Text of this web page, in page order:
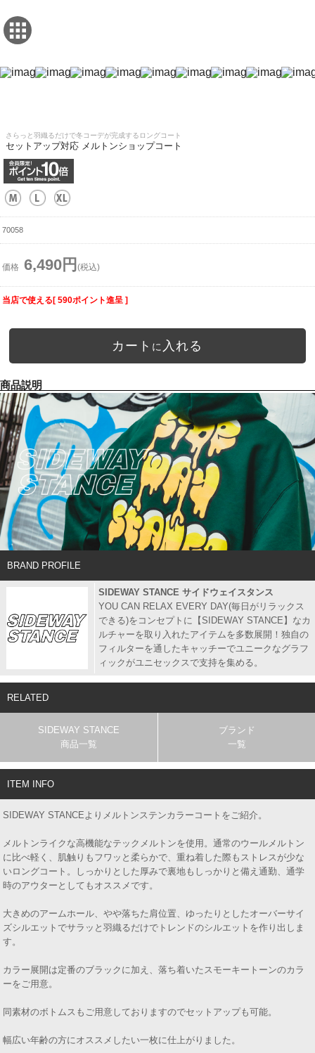
さらっと羽織るだけで冬コーデが完成するロングコート
セットアップ対応 メルトンショップコート
70058
価格 6,490円 (税込)
当店で使える[ 590ポイント進呈 ]
カート に 入れる
商品説明
BRAND PROFILE
SIDEWAY STANCE サイドウェイスタンス
YOU CAN RELAX EVERY DAY(毎日がリラックス
できる)をコンセプトに【SIDEWAY STANCE】なカ
ルチャーを取り入れたアイテムを多数展開！独自の
フィルターを通したキャッチーでユニークなグラフ
ィックがユニセックスで支持を集める。
RELATED
SIDEWAY STANCE
商品一覧
ブランド
一覧
ITEM INFO
SIDEWAY STANCEよりメルトンステンカラーコートをご紹介。
メルトンライクな高機能なテックメルトンを使用。通常のウールメルトン
に比べ軽く、肌触りもフワッと柔らかで、重ね着した際もストレスが少な
いロングコート。しっかりとした厚みで裏地もしっかりと備え通勤、通学
時のアウターとしてもオススメです。
大きめのアームホール、やや落ちた肩位置、ゆったりとしたオーバーサイ
ズシルエットでサラッと羽織るだけでトレンドのシルエットを作り出しま
す。
カラー展開は定番のブラックに加え、落ち着いたスモーキートーンのカラ
ーをご用意。
同素材のボトムスもご用意しておりますのでセットアップも可能。
幅広い年齢の方にオススメしたい一枚に仕上がりました。